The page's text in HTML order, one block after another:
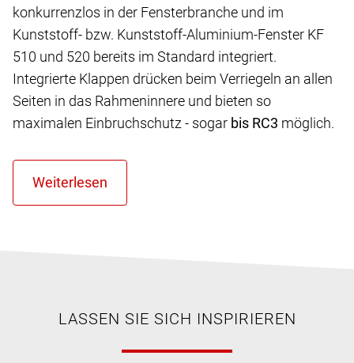
konkurrenzlos in der Fensterbranche und im
Kunststoff- bzw. Kunststoff-Aluminium-Fenster KF
510 und 520 bereits im Standard integriert.
Integrierte Klappen drücken beim Verriegeln an allen
Seiten in das Rahmeninnere und bieten so
maximalen Einbruchschutz - sogar bis RC3 möglich.
LASSEN SIE SICH INSPIRIEREN